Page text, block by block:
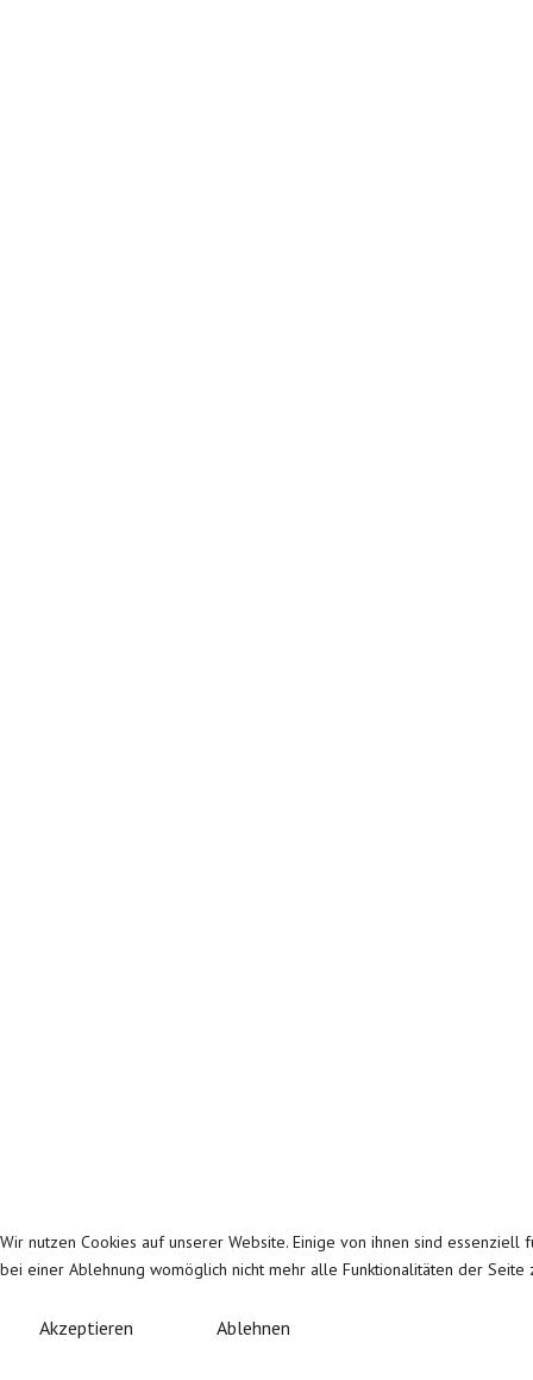
Wir nutzen Cookies auf unserer Website. Einige von ihnen sind
bei einer Ablehnung womöglich nicht mehr alle Funktionalitäten der Seite
Akzeptieren Ablehnen